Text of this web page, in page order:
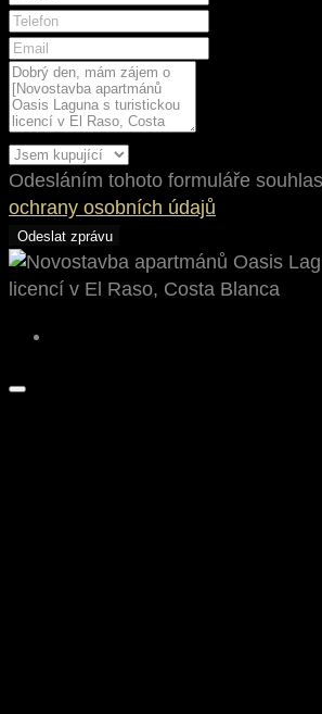
Odesláním tohoto formuláře
ochrany osobních údajů
Odeslat zprávu